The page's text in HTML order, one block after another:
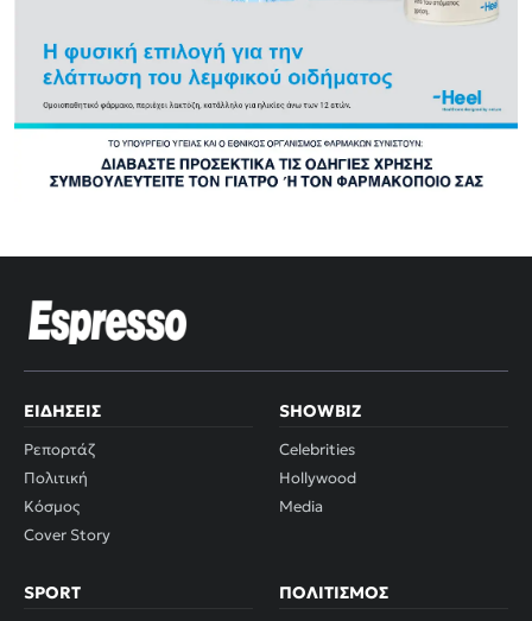
ΕΙΔΉΣΕΙΣ
Ρεπορτάζ
Πολιτική
Κόσμος
Cover Story
SHOWBIZ
Celebrities
Hollywood
Media
SPORT ΠΟΛΙΤΙΣΜΌΣ